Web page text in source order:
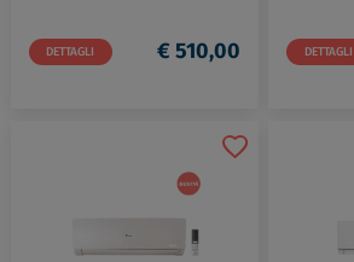
DETTAGLI € 510,00 DETTAGLI